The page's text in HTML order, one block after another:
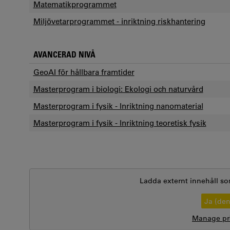
Matematikprogrammet
Miljövetarprogrammet - inriktning riskhantering
AVANCERAD NIVÅ
GeoAI för hållbara framtider
Masterprogram i biologi: Ekologi och naturvård
Masterprogram i fysik - Inriktning nanomaterial
Masterprogram i fysik - Inriktning teoretisk fysik
Ladda externt innehåll
Ja
Manage